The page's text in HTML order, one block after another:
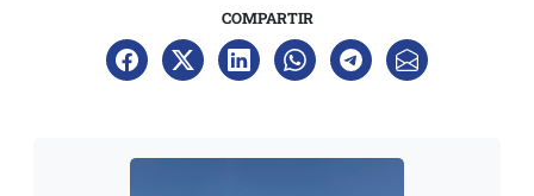
COMPARTIR